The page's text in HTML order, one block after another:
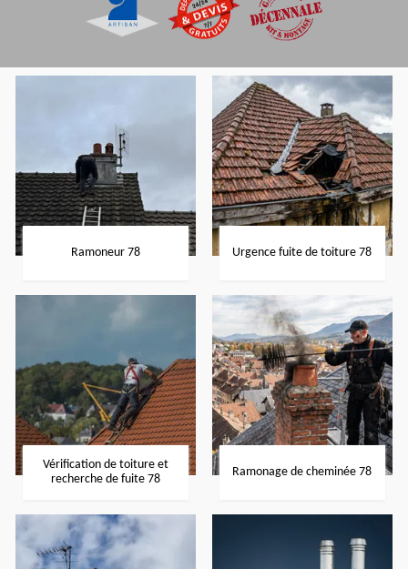
Ramoneur 78 Urgence fuite de toiture 78
Vérification de toiture et
recherche de fuite 78
Ramonage de cheminée 78